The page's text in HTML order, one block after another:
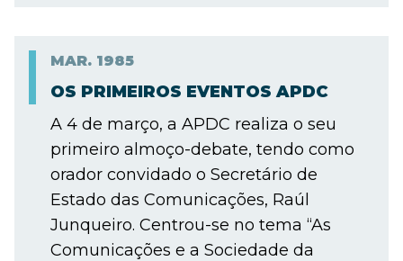
MAR. 1985
OS PRIMEIROS EVENTOS APDC
A 4 de março, a APDC realiza o seu
primeiro almoço-debate, tendo como
orador convidado o Secretário de
Estado das Comunicações, Raúl
Junqueiro. Centrou-se no tema “As
Comunicações e a Sociedade da